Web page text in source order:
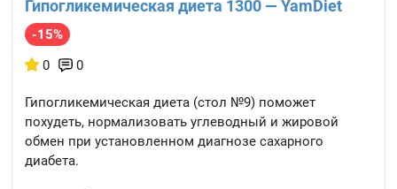
Гипогликемическая диета 1300 — YamDiet
-15%
0
0
Гипогликемическая диета (стол №9) поможет
похудеть, нормализовать углеводный и жировой
обмен при установленном диагнозе сахарного
диабета.